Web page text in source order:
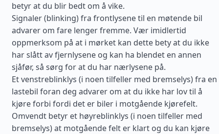
betyr at du blir bedt om å vike.
Signaler (blinking) fra frontlysene til en møtende bil
advarer om fare lenger fremme. Vær imidlertid
oppmerksom på at i mørket kan dette bety at du ikke
har slått av fjernlysene og kan ha blendet en annen
sjåfør, så sørg for at du har nærlysene på.
Et venstreblinklys (i noen tilfeller med bremselys) fra en
lastebil foran deg advarer om at du ikke har lov til å
kjøre forbi fordi det er biler i motgående kjørefelt.
Omvendt betyr et høyreblinklys (i noen tilfeller med
bremselys) at motgående felt er klart og du kan kjøre